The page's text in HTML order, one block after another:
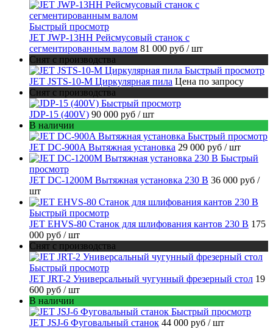
Быстрый просмотр
JET JWP-13HH Рейсмусовый станок с
сегментированным валом 81 000 руб / шт
Снят с производства
Быстрый просмотр
JET JSTS-10-M Циркулярная пила Цена по запросу
Снят с производства
Быстрый просмотр
JDP-15 (400V) 90 000 руб / шт
В наличии
Быстрый просмотр
JET DC-900A Вытяжная установка 29 000 руб / шт
Быстрый
просмотр
JET DC-1200M Вытяжная установка 230 В 36 000 руб /
шт
Быстрый просмотр
JET EHVS-80 Станок для шлифования кантов 230 В 175
000 руб / шт
Снят с производства
Быстрый просмотр
JET JRT-2 Универсальный чугунный фрезерный стол 19
600 руб / шт
В наличии
Быстрый просмотр
JET JSJ-6 Фуговальный станок 44 000 руб / шт